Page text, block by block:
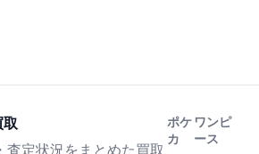
査定状況をまとめた買取
ポケ
カ
ワンピ
ース